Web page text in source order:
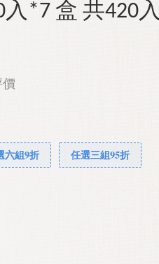
入*7 盒 共420入
六組9折 任選三組95折